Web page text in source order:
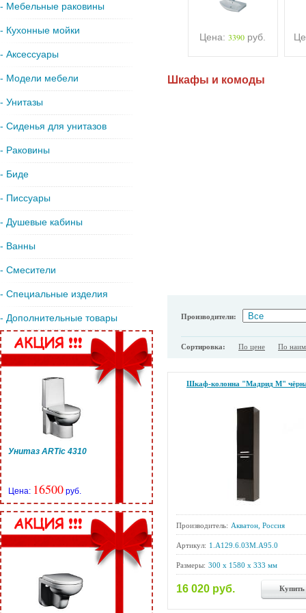
- Мебельные раковины
- Кухонные мойки
- Аксессуары
- Модели мебели
- Унитазы
- Сиденья для унитазов
- Раковины
- Биде
- Писсуары
- Душевые кабины
- Ванны
- Смесители
- Специальные изделия
- Дополнительные товары
Унитаз ARTic 4310
Цена: 16500 руб.
Цена: 3390 руб.
Шкафы и комоды
Производители:
Сортировка: По цене По
Шкаф-колонна "Мадрид М"
Производитель: Акватон, Россия
Артикул: 1.A129.6.03M.A95.0
Размеры: 300 x 1580 x 333 мм
16 020 руб. Купить